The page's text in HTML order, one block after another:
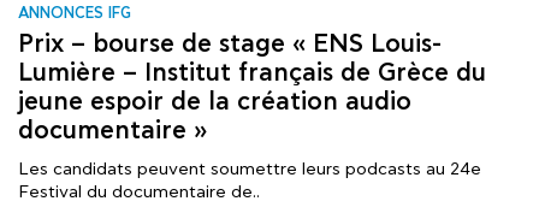
ANNONCES IFG
Prix – bourse de stage « ENS Louis-
Lumière – Institut français de Grèce du
jeune espoir de la création audio
documentaire »
Les candidats peuvent soumettre leurs podcasts au 24e
Festival du documentaire de..